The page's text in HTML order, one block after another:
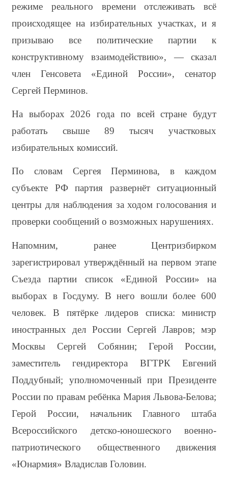
режиме реального времени отслеживать всё
происходящее на избирательных участках, и я
призываю все политические партии к
конструктивному взаимодействию», — сказал
член Генсовета «Единой России», сенатор
Сергей Перминов.
На выборах 2026 года по всей стране будут
работать свыше 89 тысяч участковых
избирательных комиссий.
По словам Сергея Перминова, в каждом
субъекте РФ партия развернёт ситуационный
центры для наблюдения за ходом голосования и
проверки сообщений о возможных нарушениях.
Напомним, ранее Центризбирком
зарегистрировал утверждённый на первом этапе
Съезда партии список «Единой России» на
выборах в Госдуму. В него вошли более 600
человек. В пятёрке лидеров списка: министр
иностранных дел России Сергей Лавров; мэр
Москвы Сергей Собянин; Герой России,
заместитель гендиректора ВГТРК Евгений
Поддубный; уполномоченный при Президенте
России по правам ребёнка Мария Львова-Белова;
Герой России, начальник Главного штаба
Всероссийского детско-юношеского военно-
патриотического общественного движения
«Юнармия» Владислав Головин.